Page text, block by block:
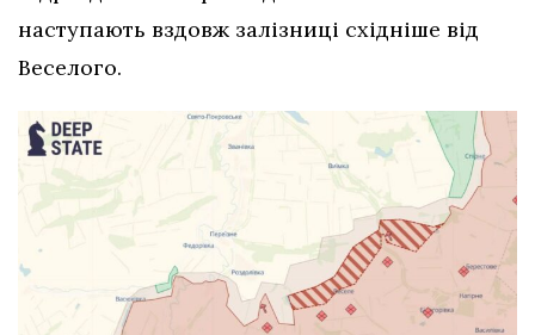
наступають вздовж залізниці східніше від
Веселого.